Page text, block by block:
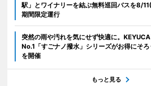
駅」とワイナリーを結ぶ無料巡回バスを8/
期間限定運行
突然の雨や汚れを気にせず快適に。
No.1「すごナノ撥水」シリーズがお得にそ
を開催
もっと見る